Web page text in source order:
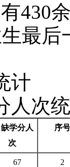
430
最
计
人次
缺学分人
次
序
67 2